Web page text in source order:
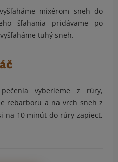
mixérom sneh do
šľahania pridávame po
tuhý sneh.
vyberieme z rúry,
rebarboru a na vrch sneh z
na 10 minút do rúry zapiecť,